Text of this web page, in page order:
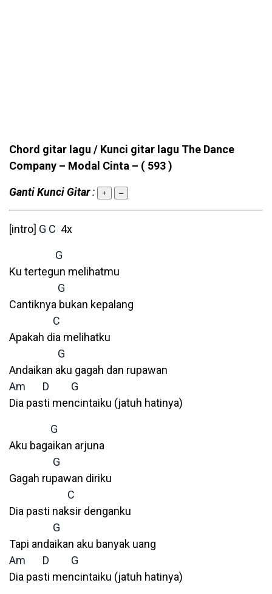
Chord gitar lagu / Kunci gitar lagu The Dance
Company – Modal Cinta – ( 593 )
Ganti Kunci Gitar: + –
[intro] G C 4x
G
Ku tertegun melihatmu
G
Cantiknya bukan kepalang
C
Apakah dia melihatku
G
Andaikan aku gagah dan rupawan
Am
D
G
Dia pasti mencintaiku (jatuh hatinya)
G
Aku bagaikan arjuna
G
Gagah rupawan diriku
C
Dia pasti naksir denganku
G
Tapi andaikan aku banyak uang
Am
D
G
Dia pasti mencintaiku (jatuh hatinya)